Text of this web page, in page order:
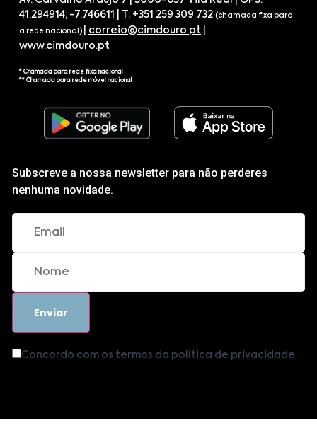
41.294914, -7.746611 | T. +351 259 309 732 (chamada fixa para
a rede nacional) correio@cimdouro.pt
www.cimdouro.pt
* Chamada para rede fixa nacional
** Chamada para rede móvel nacional
Subscreve a nossa newsletter para não perderes
nenhuma novidade.
Concordo com os termos da política de privacidade.